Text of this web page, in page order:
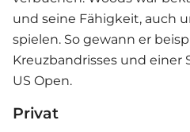
und seine Fähigkeit, auch
spielen. So gewann er
Kreuzbandrisses und einer
US Open.
Privat